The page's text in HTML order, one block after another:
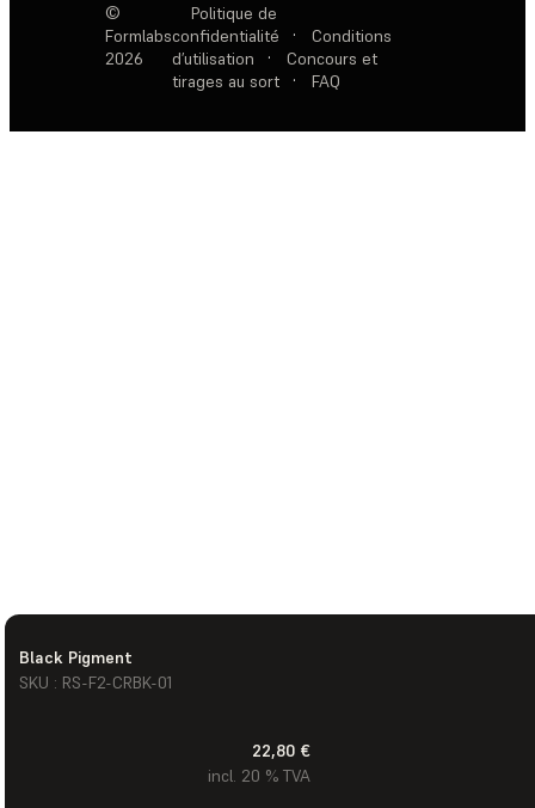
Black Pigment
SKU : RS-F2-CRBK-01
22,80 €
incl. 20 % TVA
©
Formlabs
2026
Politique de
confidentialité
·
Conditions
d’utilisation
·
Concours et
tirages au sort
· FAQ